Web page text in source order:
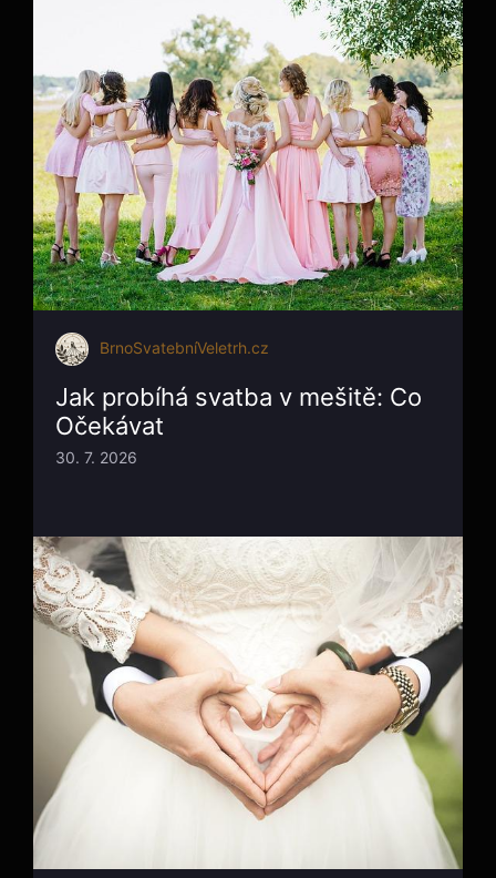
BrnoSvatebníVeletrh.cz
Jak probíhá svatba v mešitě: Co
Očekávat
30. 7. 2026